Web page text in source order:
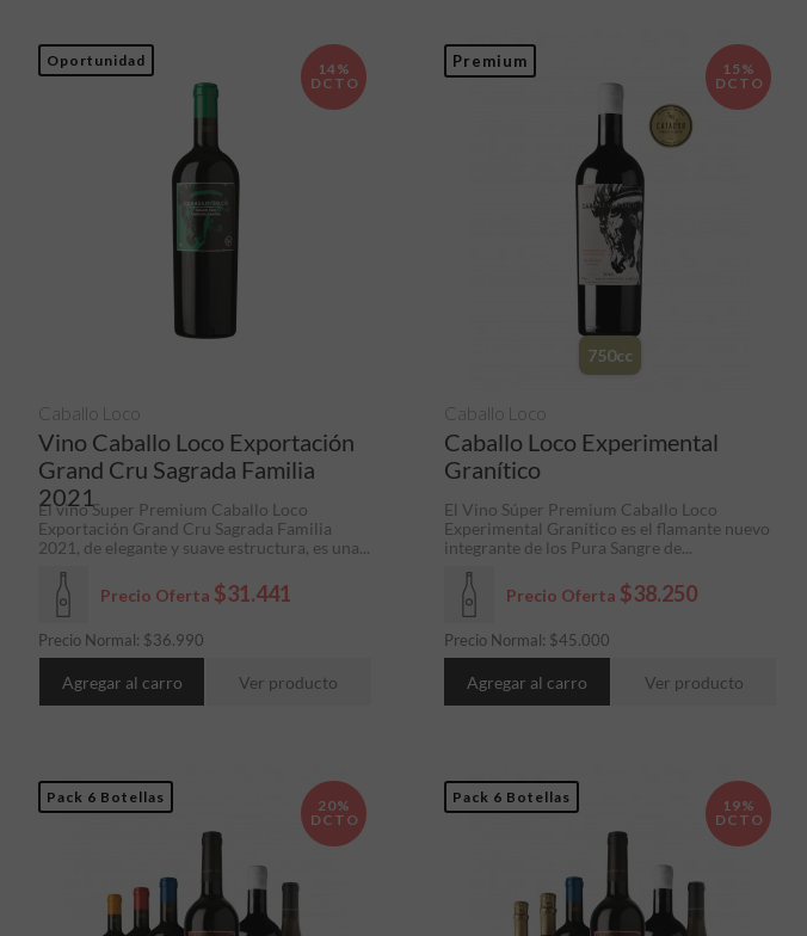
Oportunidad
14%
DCTO
Vino Caballo Loco Exportación
Grand Cru Sagrada Familia
2021
Precio Oferta $31.441
Precio Normal: $36.990
Caballo Loco
El vino Super Premium Caballo Loco
Exportación Grand Cru Sagrada Familia
2021, de elegante y suave estructura, es una...
Agregar al carro Ver producto
Premium
15%
DCTO
750cc
Caballo Loco Experimental
Granítico
Precio Oferta $38.250
Precio Normal: $45.000
Caballo Loco
El Vino Súper Premium Caballo Loco
Experimental Granítico es el flamante nuevo
integrante de los Pura Sangre de...
Agregar al carro Ver producto
Pack 6 Botellas
20%
DCTO
Pack 6 Botellas
19%
DCTO